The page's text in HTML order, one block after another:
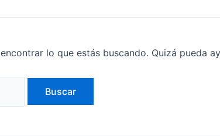
lo que estás buscando. Quizá pueda